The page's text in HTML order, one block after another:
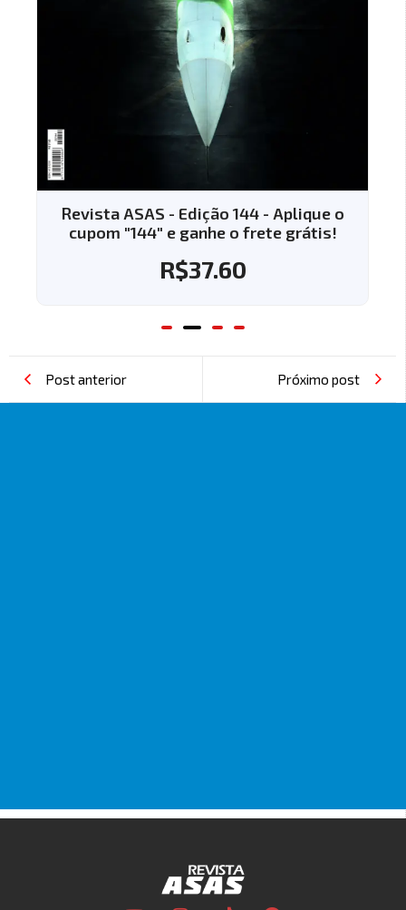
Revista ASAS - Edição 144 - Aplique o
cupom "144" e ganhe o frete grátis!
R$37.60
Post anterior Próximo post